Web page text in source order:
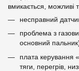
вмикається, можливі
несправний
проблема з
основний
плата керування
тяги, перегрів,